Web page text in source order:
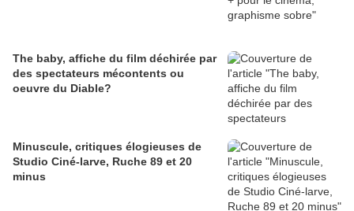
The baby, affiche du film déchirée par
des spectateurs mécontents ou
oeuvre du Diable?
Minuscule, critiques élogieuses de
Studio Ciné-larve, Ruche 89 et 20
minus